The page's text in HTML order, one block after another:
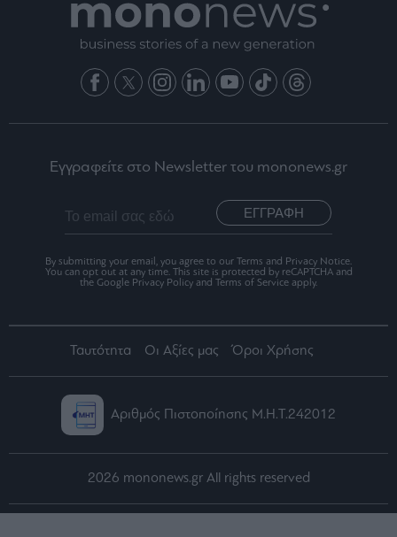
Εγγραφείτε στο Newsletter του mononews.gr
ΕΓΓΡΑΦΗ
By submitting your email, you agree to our Terms and Privacy Notice.
You can opt out at any time. This site is protected by reCAPTCHA and
the Google Privacy Policy and Terms of Service apply.
Ταυτότητα Οι Αξίες μας Όροι Χρήσης
Αριθμός Πιστοποίησης Μ.Η.Τ.242012
2026 mononews.gr All rights reserved